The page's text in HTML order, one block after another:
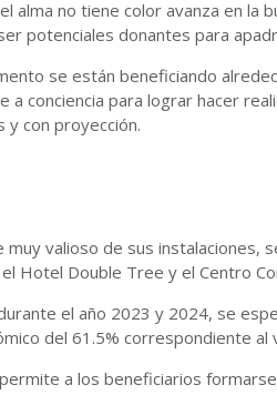
alma no tiene color avanza en
potenciales donantes para
se están beneficiando
a conciencia para lograr hacer
y con proyección.
muy valioso de sus instalaciones,
Hotel Double Tree y el Centro
el año 2023 y 2024, se
del 61.5% correspondiente al
a los beneficiarios